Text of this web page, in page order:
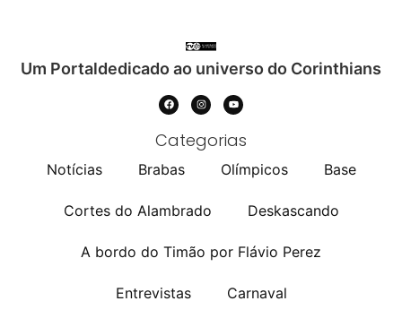
Um Portaldedicado ao universo do Corinthians
Categorias
Notícias Brabas Olímpicos Base
Cortes do Alambrado Deskascando
A bordo do Timão por Flávio Perez
Entrevistas Carnaval